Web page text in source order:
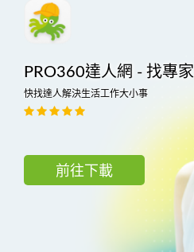
PRO360達人網 - 找專家
快找達人解決生活工作大小事
前往下載